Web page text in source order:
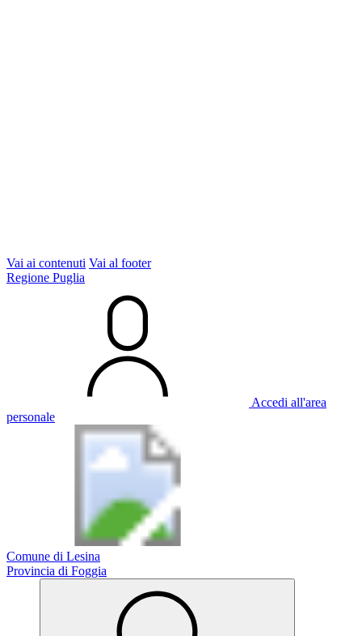
Vai ai contenuti Vai al footer
Regione Puglia
Accedi all'area
personale
Comune di Lesina
Provincia di Foggia